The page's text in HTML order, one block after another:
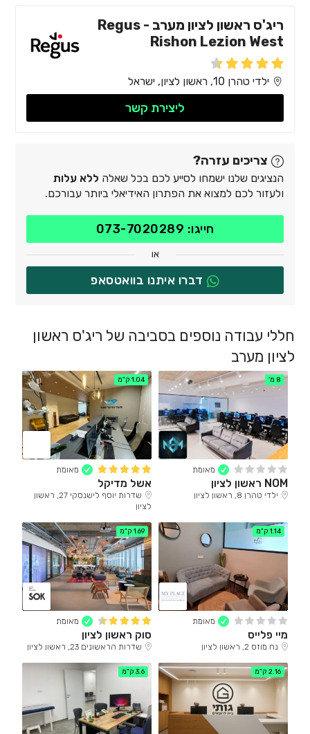
ריג'ס ראשון לציון מערב - Regus
Rishon Lezion West
ילדי טהרן 10, ראשון לציון, ישראל
ליצירת קשר
צריכים עזרה?
הנציגים שלנו ישמחו לסייע לכם בכל שאלה ללא עלות
ולעזור לכם למצוא את הפתרון האידיאלי ביותר עבורכם.
חייגו: 073-7020289
או
דברו איתנו בוואטסאפ
חללי עבודה נוספים בסביבה של ריג'ס ראשון
לציון מערב
מאומת
8 מ'
NOM ראשון לציון
ילדי טהרן 8, ראשון לציון
מאומת
1.04 ק"מ
אשל מדיקל
שדרות יוסף לישנסקי 27, ראשון
לציון
מאומת
1.14 ק"מ
מיי פלייס
נח מוזס 2, ראשון לציון
מאומת
1.69 ק"מ
סוק ראשון לציון
שדרות הראשונים 23, ראשון לציון
2.16 ק"מ 3.6 ק"מ